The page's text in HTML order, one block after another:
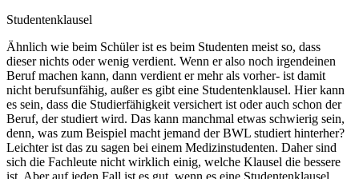
Studentenklausel
Ähnlich wie beim Schüler ist es beim Studenten meist so, dass
dieser nichts oder wenig verdient. Wenn er also noch irgendeinen
Beruf machen kann, dann verdient er mehr als vorher- ist damit
nicht berufsunfähig, außer es gibt eine Studentenklausel. Hier kann
es sein, dass die Studierfähigkeit versichert ist oder auch schon der
Beruf, der studiert wird. Das kann manchmal etwas schwierig sein,
denn, was zum Beispiel macht jemand der BWL studiert hinterher?
Leichter ist das zu sagen bei einem Medizinstudenten. Daher sind
sich die Fachleute nicht wirklich einig, welche Klausel die bessere
ist. Aber auf jeden Fall ist es gut, wenn es eine Studentenklausel